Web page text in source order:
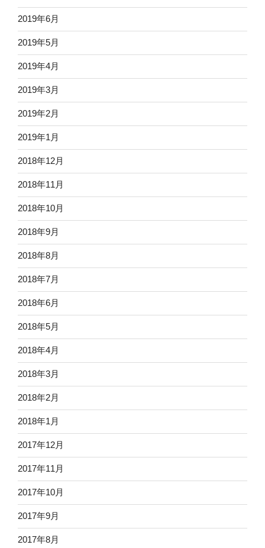
2019年6月
2019年5月
2019年4月
2019年3月
2019年2月
2019年1月
2018年12月
2018年11月
2018年10月
2018年9月
2018年8月
2018年7月
2018年6月
2018年5月
2018年4月
2018年3月
2018年2月
2018年1月
2017年12月
2017年11月
2017年10月
2017年9月
2017年8月